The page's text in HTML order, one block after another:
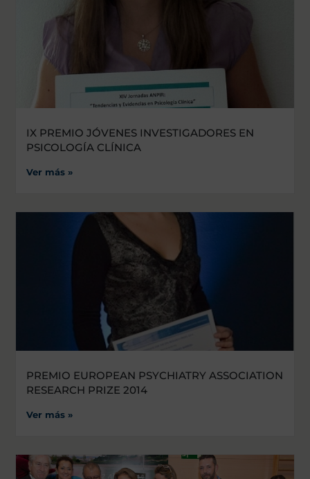
IX PREMIO JÓVENES INVESTIGADORES EN
PSICOLOGÍA CLÍNICA
Ver más »
PREMIO EUROPEAN PSYCHIATRY ASSOCIATION
RESEARCH PRIZE 2014
Ver más »